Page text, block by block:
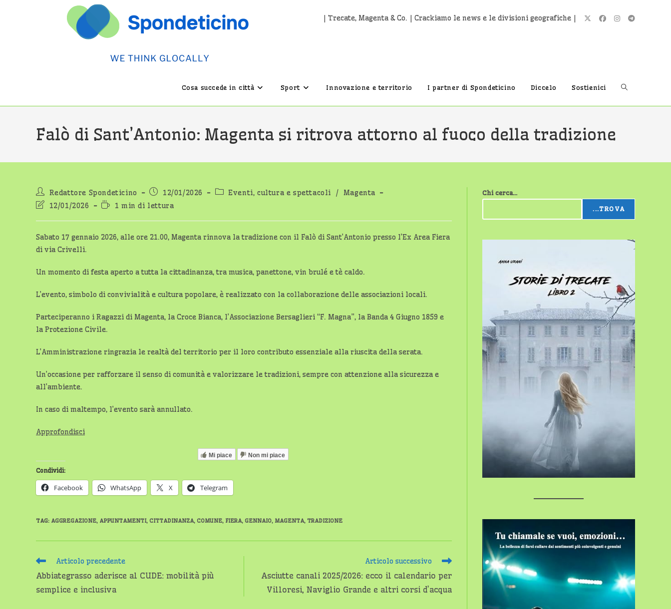
| Trecate, Magenta & Co. | Crackiamo le news e le divisioni geografiche |
Cosa succede in città Sport Innovazione e territorio I partner di Spondeticino Diccelo Sostienici Attiva/
ricerca
sul
Falò di Sant’Antonio: Magenta si ritrova attorno al fuoco della tradizione
Autore
dell'articolo:
Redattore Spondeticino
Articolo
pubblicato:
12/01/2026
Categoria
Eventi, cultura e spettacoli / Magenta
Ultima
dell'articolo:
12/01/2026
Tempo
lettura:
1 min di lettura
Sabato 17 gennaio 2026, alle ore 21.00, Magenta rinnova la tradizione con il Falò di Sant’Antonio presso l’Ex Area Fiera
di via Crivelli.
Un momento di festa aperto a tutta la cittadinanza, tra musica, panettone, vin brulé e tè caldo.
L’evento, simbolo di convivialità e cultura popolare, è realizzato con la collaborazione delle associazioni locali.
Parteciperanno i Ragazzi di Magenta, la Croce Bianca, l’Associazione Bersaglieri “F. Magna”, la Banda 4 Giugno 1859 e
la Protezione Civile.
L’Amministrazione ringrazia le realtà del territorio per il loro contributo essenziale alla riuscita della serata.
Un’occasione per rafforzare il senso di comunità e valorizzare le tradizioni, sempre con attenzione alla sicurezza e
all’ambiente.
In caso di maltempo, l’evento sarà annullato.
Approfondisci
Mi piace Non mi piace
Condividi:
Facebook WhatsApp X Telegram
TAG: AGGREGAZIONE, APPUNTAMENTI, CITTADINANZA, COMUNE, FIERA, GENNAIO, MAGENTA, TRADIZIONE
Leggi
articoli
Articolo precedente
Abbiategrasso aderisce al CUDE: mobilità più
semplice e inclusiva
Articolo successivo
Asciutte canali 2025/2026: ecco il calendario per
Villoresi, Naviglio Grande e altri corsi d’acqua
Chi cerca...
...TROVA